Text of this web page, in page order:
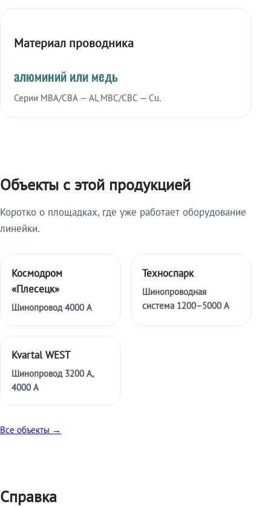
Материал проводника
алюминий или медь
Серии МВА/СВА — Al, МВС/СВС — Cu.
Объекты с этой продукцией
Коротко о площадках, где уже работает оборудование
линейки.
Космодром
«Плесецк»
Шинопровод 4000 А
Техноспарк
Шинопроводная
система 1200–5000 А
Kvartal WEST
Шинопровод 3200 А,
4000 А
Все объекты →
Справка